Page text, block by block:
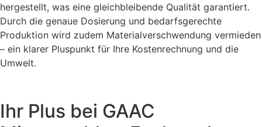
hergestellt, was eine gleichbleibende Qualität garantiert.
Durch die genaue Dosierung und bedarfsgerechte
Produktion wird zudem Materialverschwendung vermieden
– ein klarer Pluspunkt für Ihre Kostenrechnung und die
Umwelt.
Ihr Plus bei GAAC